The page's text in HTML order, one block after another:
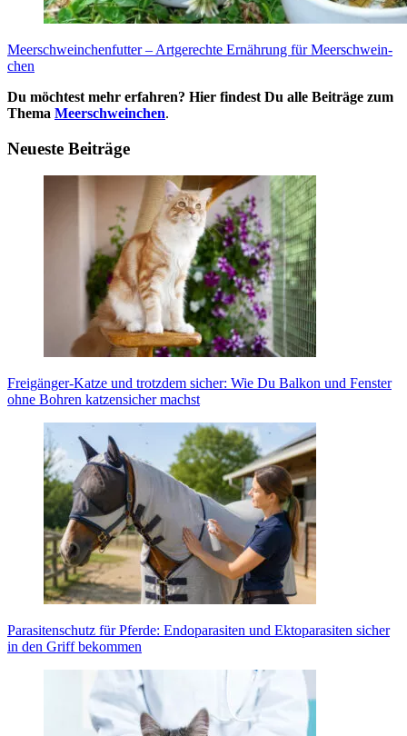
Meer­schwein­chen­fut­ter – Art­ge­rech­te Ernäh­rung für Meer­schwein­
chen
Du möchtest mehr erfahren? Hier findest Du alle Beiträge zum
Thema Meerschweinchen.
Neueste Beiträge
Frei­gän­ger-Kat­ze und trotz­dem sicher: Wie Du Bal­kon und Fens­ter
ohne Boh­ren kat­zen­si­cher machst
Para­si­ten­schutz für Pfer­de: Endo­pa­ra­si­ten und Ekto­p­a­ra­si­ten sicher
in den Griff bekom­men